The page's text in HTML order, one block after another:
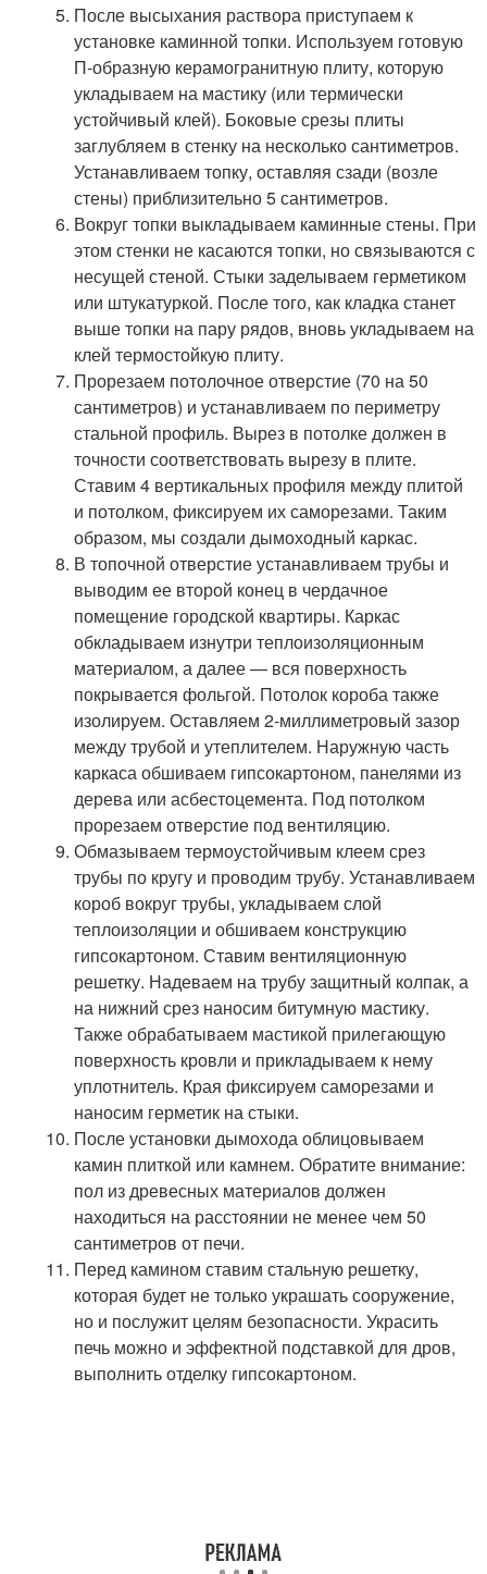
После высыхания раствора приступаем к
установке каминной топки. Используем готовую
П-образную керамогранитную плиту, которую
укладываем на мастику (или термически
устойчивый клей). Боковые срезы плиты
заглубляем в стенку на несколько сантиметров.
Устанавливаем топку, оставляя сзади (возле
стены) приблизительно 5 сантиметров.
Вокруг топки выкладываем каминные стены. При
этом стенки не касаются топки, но связываются с
несущей стеной. Стыки заделываем герметиком
или штукатуркой. После того, как кладка станет
выше топки на пару рядов, вновь укладываем на
клей термостойкую плиту.
Прорезаем потолочное отверстие (70 на 50
сантиметров) и устанавливаем по периметру
стальной профиль. Вырез в потолке должен в
точности соответствовать вырезу в плите.
Ставим 4 вертикальных профиля между плитой
и потолком, фиксируем их саморезами. Таким
образом, мы создали дымоходный каркас.
В топочной отверстие устанавливаем трубы и
выводим ее второй конец в чердачное
помещение городской квартиры. Каркас
обкладываем изнутри теплоизоляционным
материалом, а далее — вся поверхность
покрывается фольгой. Потолок короба также
изолируем. Оставляем 2-миллиметровый зазор
между трубой и утеплителем. Наружную часть
каркаса обшиваем гипсокартоном, панелями из
дерева или асбестоцемента. Под потолком
прорезаем отверстие под вентиляцию.
Обмазываем термоустойчивым клеем срез
трубы по кругу и проводим трубу. Устанавливаем
короб вокруг трубы, укладываем слой
теплоизоляции и обшиваем конструкцию
гипсокартоном. Ставим вентиляционную
решетку. Надеваем на трубу защитный колпак, а
на нижний срез наносим битумную мастику.
Также обрабатываем мастикой прилегающую
поверхность кровли и прикладываем к нему
уплотнитель. Края фиксируем саморезами и
наносим герметик на стыки.
После установки дымохода облицовываем
камин плиткой или камнем. Обратите внимание:
пол из древесных материалов должен
находиться на расстоянии не менее чем 50
сантиметров от печи.
Перед камином ставим стальную решетку,
которая будет не только украшать сооружение,
но и послужит целям безопасности. Украсить
печь можно и эффектной подставкой для дров,
выполнить отделку гипсокартоном.